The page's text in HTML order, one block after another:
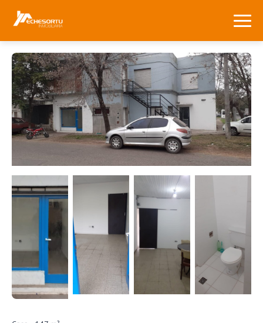
HOME
NOSOTROS
VENTA
ALQUILER
CONTACTO